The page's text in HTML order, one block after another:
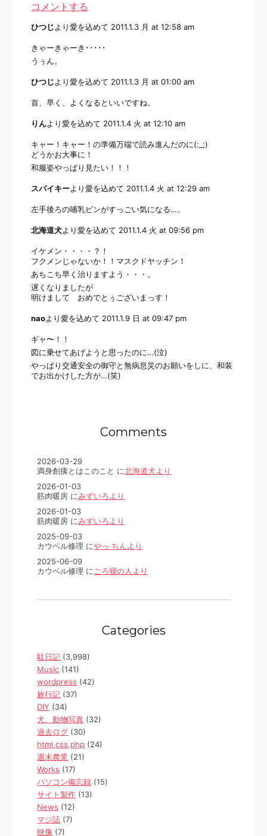
コメントする
ひつじより愛を込めて 2011.1.3 月 at 12:58 am
きゃーきゃーき･････
うぅん。
ひつじより愛を込めて 2011.1.3 月 at 01:00 am
首、早く、よくなるといいですね。
りんより愛を込めて 2011.1.4 火 at 12:10 am
キャー！キャー！の準備万端で読み進んだのに(:_;)
どうかお大事に！
和服姿やっぱり見たい！！！
スパイキーより愛を込めて 2011.1.4 火 at 12:29 am
左手後ろの哺乳ビンがすっごい気になる…。
北海道犬より愛を込めて 2011.1.4 火 at 09:56 pm
イケメン・・・・？！
フクメンじゃないか！！マスクドヤッチン！
あちこち早く治りますよう・・・。
遅くなりましたが
明けまして おめでとぅございまっす！
naoより愛を込めて 2011.1.9 日 at 09:47 pm
ギャ〜！！
図に乗せてあげようと思ったのに…(泣)
やっぱり交通安全の御守と無病息災のお願いをしに、和装
でお出かけした方が…(笑)
Comments
2026-03-29
満身創痍とはこのこと に北海道犬より
2026-01-03
筋肉暖房 にみずいろより
2026-01-03
筋肉暖房 にみずいろより
2025-09-03
カウベル修理 にやっ ちんより
2025-06-09
カウベル修理 に ごろ寝の人より
Categories
駄日記 (3,998)
Music (141)
wordpress (42)
旅行記 (37)
DIY (34)
犬、動物写真 (32)
過去ログ (30)
html,css,php (24)
週末農業 (21)
Works (17)
パソコン備忘録 (15)
サイト製作 (13)
News (12)
マジ話 (7)
映像 (7)